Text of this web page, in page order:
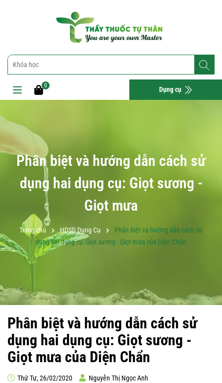
0 Dụng cụ
Phân biệt và hướng dẫn cách sử
dụng hai dụng cụ: Giọt sương -
Giọt mưa
Trang chủ HDSD Dụng Cụ
Phân biệt và hướng dẫn cách sử
dụng hai dụng cụ: Giọt sương - Giọt mưa của Diện Chẩn
Phân biệt và hướng dẫn cách sử
dụng hai dụng cụ: Giọt sương -
Giọt mưa của Diện Chẩn
Thứ Tư, 26/02/2020 Nguyễn Thị Ngọc Anh